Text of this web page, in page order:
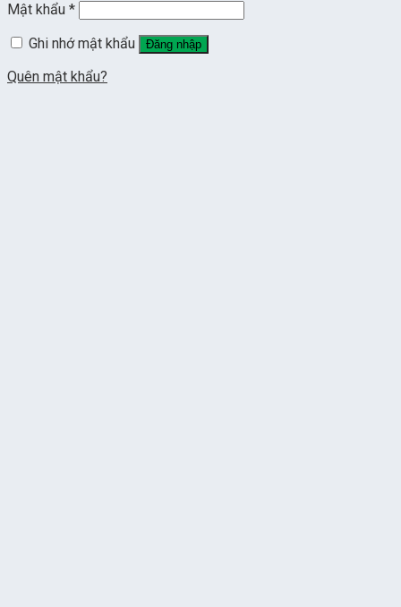
Mật khẩu *
Ghi nhớ mật khẩu
Đăng nhập
Quên mật khẩu?